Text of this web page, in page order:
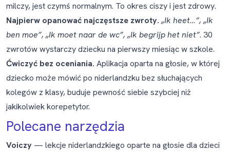
milczy, jest czymś normalnym. To okres ciszyi jest zdrowy.
Najpierw opanować najczęstsze zwroty. „Ik heet…”, „Ik
ben moe”, „Ik moet naar de wc”, „Ik begrijp het niet”. 30
zwrotów wystarczy dziecku na pierwszy miesiąc w szkole.
Ćwiczyć bez oceniania. Aplikacja oparta na głosie, w której
dziecko może mówić po niderlandzku bez słuchających
kolegów z klasy, buduje pewność siebie szybciej niż
jakikolwiek korepetytor.
Polecane narzędzia
Voiczy — lekcje niderlandzkiego oparte na głosie dla dzieci